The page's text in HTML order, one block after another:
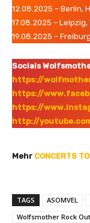
12.08.2025 – Berlin,
17.08.2025 –
19.08.2025 –
Socials
https://
https://
https://
http://
Mehr CONCERTS
TAGS ASOMVEL
Wolfsmother Rock Out